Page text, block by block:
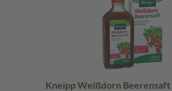
Kneipp Weißdorn Beerensaft